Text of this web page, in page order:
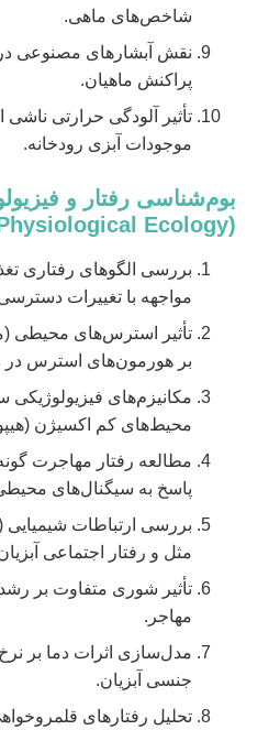
شاخص‌های ماهی.
نقش آبشارهای مصنوعی
پراکنش ماهیان.
تأثیر آلودگی حرارتی ناشی
موجودات آبزی رودخانه.
بوم‌شناسی رفتار و
(Behavioral & Physiological Ecology)
بررسی الگوهای رفتاری
مواجهه با تغییرات
تأثیر استرس‌های محیطی
بر هورمون‌های استرس در
مکانیزم‌های فیزیولوژیکی
محیط‌های کم اکسیژن
مطالعه رفتار مهاجرت
پاسخ به سیگنال‌های
بررسی ارتباطات شیمیایی
مثل و رفتار اجتماعی
تأثیر شوری متفاوت بر رشد
مهاجر.
مدل‌سازی اثرات دما بر
جنسی آبزیان.
تحلیل رفتارهای